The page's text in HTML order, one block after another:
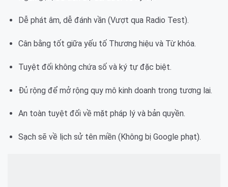
Dễ phát âm, dễ đánh vần (Vượt qua Radio Test).
Cân bằng tốt giữa yếu tố Thương hiệu và Từ khóa.
Tuyệt đối không chứa số và ký tự đặc biệt.
Đủ rộng để mở rộng quy mô kinh doanh trong tương lai.
An toàn tuyệt đối về mặt pháp lý và bản quyền.
Sạch sẽ về lịch sử tên miền (Không bị Google phạt).